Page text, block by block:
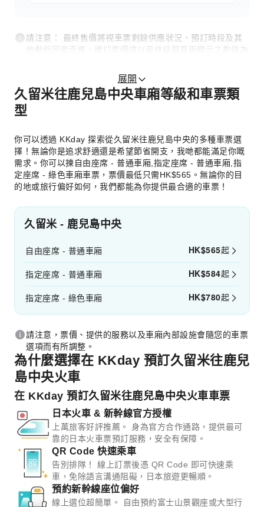
請注意： 最終售價將視車票剩餘供應狀況、預訂時段及其
他動態因素而異。確切票價請以最終結算頁面顯示之數值為
展開
久留米往鹿兒島中央車廂等級和車票類
型
你可以透過 KKday 探索從久留米往鹿兒島中央的多種車票選
擇！無論你是追求舒適還是希望節省開支，我哋都能滿足你嘅
需求。你可以揀自由座席 - 普通車廂,指定座席 - 普通車廂,指
定座席 - 綠色車廂車票，票價最低只需HK$565。無論你的目
的地或旅行偏好如何，我們都能為你提供最合適的車票！
久留米 - 鹿兒島中央
自由座席 - 普通車廂 HK$565起
指定座席 - 普通車廂 HK$584起
指定座席 - 綠色車廂 HK$780起
請注意，票價、提供的服務以及車廂內部設施會隨您的車票
選項而有所調整。
為什麼選擇在 KKday 預訂久留米往鹿兒
島中央火車
在 KKday 預訂久留米往鹿兒島中央火車車票
日本火車 & 新幹線官方授權
上萬旅客好評推薦。 身為官方合作通路，提供最可
靠的日本火車票預訂服務，安全有保障。
QR Code 快速乘車
告別排隊！ 線上訂票後憑 QR Code 即可快速乘
車，免除語言溝通阻礙，日本旅遊更暢順。
預約新幹線座位偏好
線上選位超簡單。 自由預約富士山景觀座或大型行